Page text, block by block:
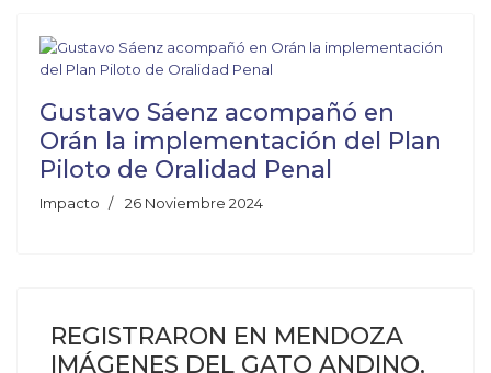
Gustavo Sáenz acompañó en
Orán la implementación del Plan
Piloto de Oralidad Penal
Impacto 26 Noviembre 2024
REGISTRARON EN MENDOZA
IMÁGENES DEL GATO ANDINO,